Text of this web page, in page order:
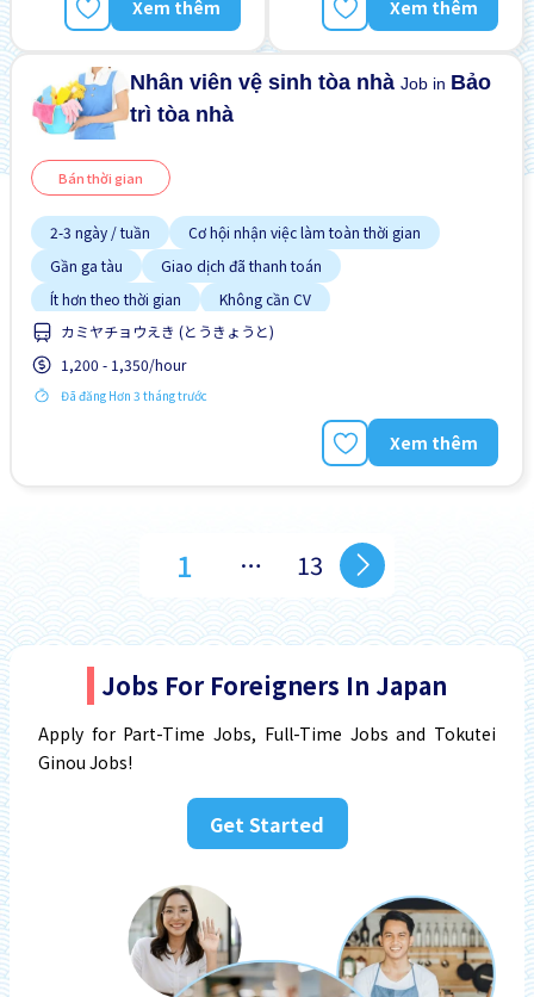
cho người ngoại quốc
Xem thêm Giao dịch đã thanh toán
Xem thêm
Nhân viên vệ sinh tòa nhàJob in Bảo
trì tòa nhà
Bán thời gian
2-3 ngày / tuần
Cơ hội nhận việc làm toàn thời gian
Gần ga tàu
Giao dịch đã thanh toán
Ít hơn theo thời gian
Không cần CV
Không cần kinh nghiệm
Nâng cao
カミヤチョウえき (とうきょうと)
1,200 - 1,350/hour
Đã đăng Hơn 3 tháng trước
Xem thêm
1 … 13
Jobs For Foreigners In Japan
Apply for Part-Time Jobs, Full-Time Jobs and Tokutei
Ginou Jobs!
Get Started